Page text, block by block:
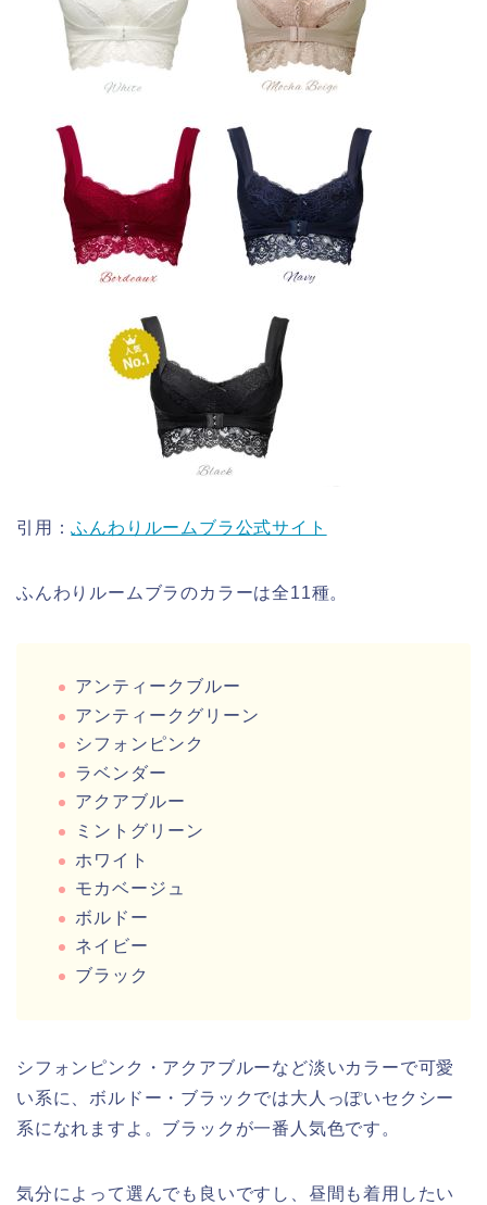
引用：ふんわりルームブラ公式サイト
ふんわりルームブラのカラーは全11種。
アンティークブルー
アンティークグリーン
シフォンピンク
ラベンダー
アクアブルー
ミントグリーン
ホワイト
モカベージュ
ボルドー
ネイビー
ブラック
シフォンピンク・アクアブルーなど淡いカラーで可愛
い系に、ボルドー・ブラックでは大人っぽいセクシー
系になれますよ。ブラックが一番人気色です。
気分によって選んでも良いですし、昼間も着用したい